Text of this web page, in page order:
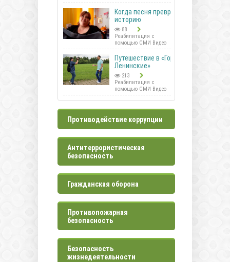
Когда песня превращается в
историю
88
Реабилитация с
помощью СМИ Видео
Путешествие в «Горки
Ленинские»
213
Реабилитация с
помощью СМИ Видео
Противодействие коррупции
Антитеррористическая
безопасность
Гражданская оборона
Противопожарная
безопасность
Безопасность
жизнедеятельности